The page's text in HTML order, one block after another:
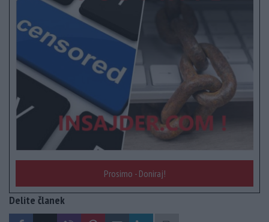
Prosimo - Doniraj!
Delite članek